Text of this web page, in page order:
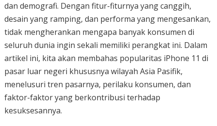
dan demografi. Dengan fitur-fiturnya yang canggih,
desain yang ramping, dan performa yang mengesankan,
tidak mengherankan mengapa banyak konsumen di
seluruh dunia ingin sekali memiliki perangkat ini. Dalam
artikel ini, kita akan membahas popularitas iPhone 11 di
pasar luar negeri khususnya wilayah Asia Pasifik,
menelusuri tren pasarnya, perilaku konsumen, dan
faktor-faktor yang berkontribusi terhadap
kesuksesannya.